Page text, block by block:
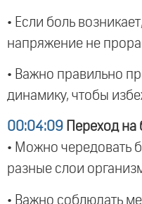
• Если боль
напряжение не
• Важно правильно
динамику, чтобы
00:04:09 Переход на
• Можно чередовать
разные слои
• Важно соблюдать